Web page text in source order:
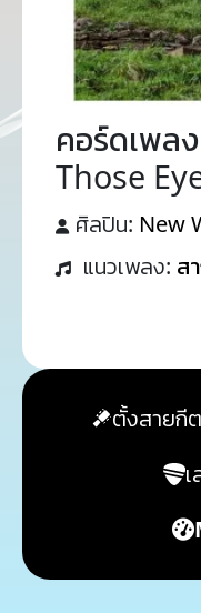
คอร์ดเพลง
Those
ศิลปิน: New
แนวเพลง: ส
ตั้งสายกี